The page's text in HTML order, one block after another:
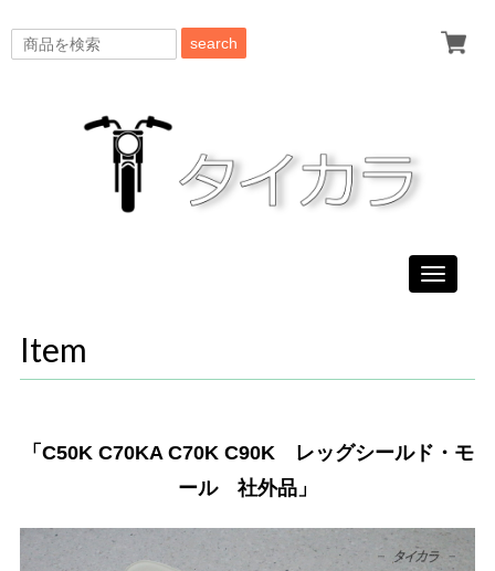
search
Toggle
Item
「C50K C70KA C70K C90K レッグシールド・モ
ール 社外品」